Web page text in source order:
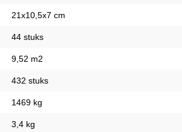
21x10,5x7 cm
44 stuks
9,52 m2
432 stuks
1469 kg
3,4 kg